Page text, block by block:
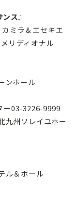
ス』
ミラ＆エセキエ
リディオナル
ンホール
ー03-3226-9999
州ソレイユホー
ル＆ホール